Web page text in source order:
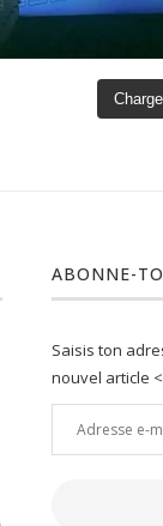
ABONNE-
Saisis ton
nouvel article
Adresse
: